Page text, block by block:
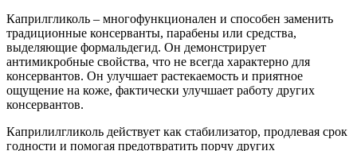
Каприлгликоль – многофункционален и способен заменить
традиционные консерванты, парабены или средства,
выделяющие формальдегид. Он демонстрирует
антимикробные свойства, что не всегда характерно для
консервантов. Он улучшает растекаемость и приятное
ощущение на коже, фактически улучшает работу других
консервантов.
Каприлилгликоль действует как стабилизатор, продлевая срок
годности и помогая предотвратить порчу других